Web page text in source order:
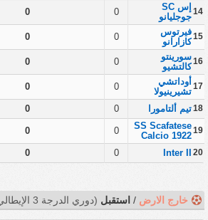
14
إس SC
جوجليانو
0
0
15فيرتوس
كازارانو
0
0
16سورينتو
كالتشيو
0
0
17 أوداتشي
تشيرينيولا
0
0
18تيم ألتامورا 0
0
19
SS Scafatese
Calcio 1922
0
0
20
Inter II
0
0
خارج الارض / استقبل (دوري الدرجة 3 الإيطالي -المجموعة C)